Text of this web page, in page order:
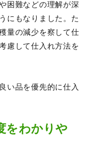
困難などの理解が深
にもなりました。た
量の減少を察して仕
慮して仕入れ方法を
い品を優先的に仕入
をわかりや